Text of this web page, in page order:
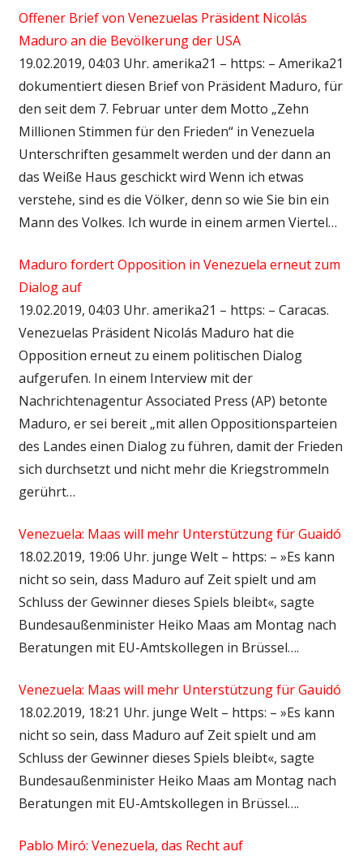
Offener Brief von Venezuelas Präsident Nicolás
Maduro an die Bevölkerung der USA
19.02.2019, 04:03 Uhr. amerika21 – https: – Amerika21
dokumentiert diesen Brief von Präsident Maduro, für
den seit dem 7. Februar unter dem Motto „Zehn
Millionen Stimmen für den Frieden“ in Venezuela
Unterschriften gesammelt werden und der dann an
das Weiße Haus geschickt wird Wenn ich etwas
verstehe, sind es die Völker, denn so wie Sie bin ein
Mann des Volkes. Ich wurde in einem armen Viertel…
Maduro fordert Opposition in Venezuela erneut zum
Dialog auf
19.02.2019, 04:03 Uhr. amerika21 – https: – Caracas.
Venezuelas Präsident Nicolás Maduro hat die
Opposition erneut zu einem politischen Dialog
aufgerufen. In einem Interview mit der
Nachrichtenagentur Associated Press (AP) betonte
Maduro, er sei bereit „mit allen Oppositionsparteien
des Landes einen Dialog zu führen, damit der Frieden
sich durchsetzt und nicht mehr die Kriegstrommeln
gerührt…
Venezuela: Maas will mehr Unterstützung für Guaidó
18.02.2019, 19:06 Uhr. junge Welt – https: – »Es kann
nicht so sein, dass Maduro auf Zeit spielt und am
Schluss der Gewinner dieses Spiels bleibt«, sagte
Bundesaußenminister Heiko Maas am Montag nach
Beratungen mit EU-Amtskollegen in Brüssel….
Venezuela: Maas will mehr Unterstützung für Gauidó
18.02.2019, 18:21 Uhr. junge Welt – https: – »Es kann
nicht so sein, dass Maduro auf Zeit spielt und am
Schluss der Gewinner dieses Spiels bleibt«, sagte
Bundesaußenminister Heiko Maas am Montag nach
Beratungen mit EU-Amtskollegen in Brüssel….
Pablo Miró: Venezuela, das Recht auf